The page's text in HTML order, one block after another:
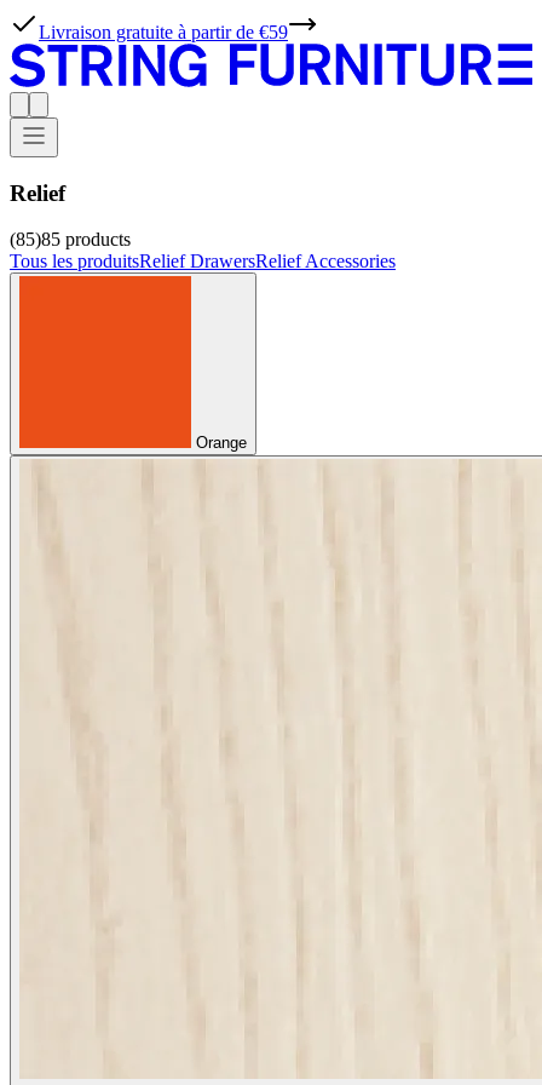
Livraison gratuite à partir de €59
Relief
(85)85 products
Tous les produitsRelief DrawersRelief Accessories
Orange